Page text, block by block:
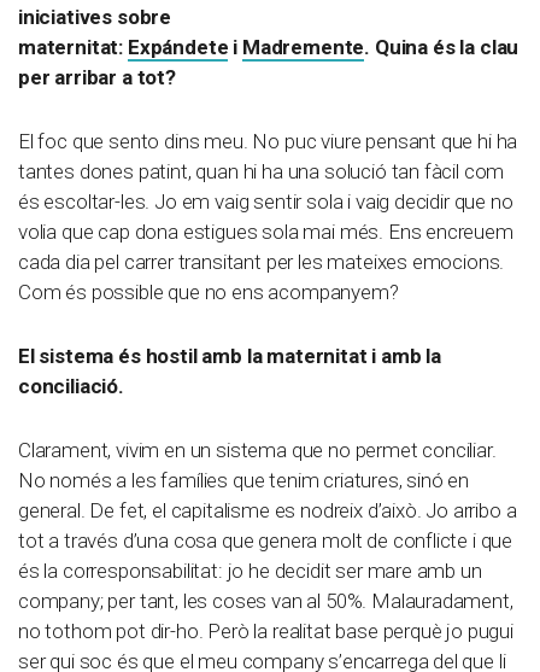
iniciatives sobre
maternitat: Expándete i Madremente. Quina és la clau
per arribar a tot?
El foc que sento dins meu. No puc viure pensant que hi ha
tantes dones patint, quan hi ha una solució tan fàcil com
és escoltar-les. Jo em vaig sentir sola i vaig decidir que no
volia que cap dona estigues sola mai més. Ens encreuem
cada dia pel carrer transitant per les mateixes emocions.
Com és possible que no ens acompanyem?
El sistema és hostil amb la maternitat i amb la
conciliació.
Clarament, vivim en un sistema que no permet conciliar.
No només a les famílies que tenim criatures, sinó en
general. De fet, el capitalisme es nodreix d’això. Jo arribo a
tot a través d’una cosa que genera molt de conflicte i que
és la corresponsabilitat: jo he decidit ser mare amb un
company; per tant, les coses van al 50%. Malauradament,
no tothom pot dir-ho. Però la realitat base perquè jo pugui
ser qui soc és que el meu company s’encarrega del que li